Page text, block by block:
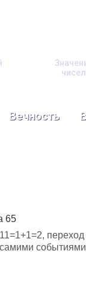
чисел
Вечность
65